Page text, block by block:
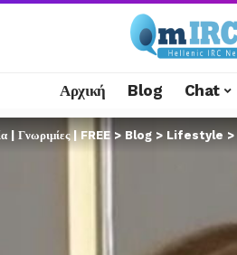
Αρχική Blog Chat
Γνωριμίες | FREE> Blog > Lifestyle >